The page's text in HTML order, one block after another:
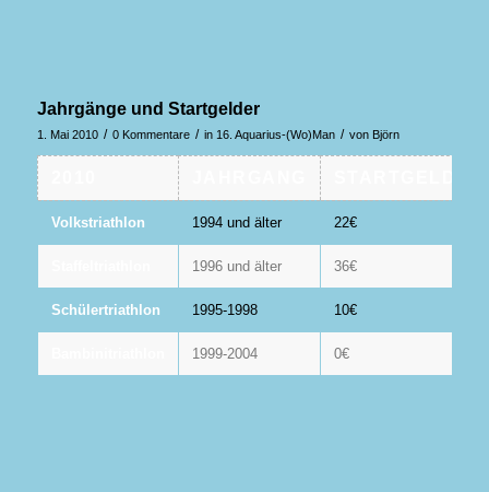
Jahrgänge und Startgelder
1. Mai 2010 / 0 Kommentare / in 16. Aquarius-(Wo)Man / von Björn
Volkstriathlon 1994 und älter 22€
1996 und älter 36€
Schülertriathlon 1995-1998 10€
1999-2004 0€